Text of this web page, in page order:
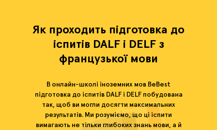
Як проходить підготовка до
іспитів DALF і DELF з
французької мови
В онлайн-школі іноземних мов BeBest
підготовка до іспитів DALF і DELF побудована
так, щоб ви могли досягти максимальних
результатів. Ми розуміємо, що ці іспити
вимагають не тільки глибоких знань мови, а й